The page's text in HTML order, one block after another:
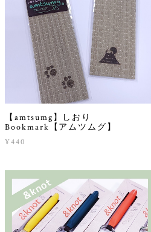
【amtsumg】しおり
Bookmark【アムツムグ】
¥440